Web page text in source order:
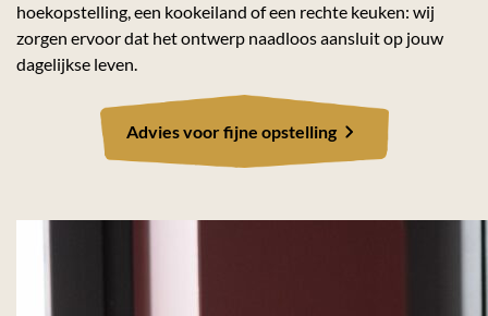
hoekopstelling, een kookeiland of een rechte keuken: wij
zorgen ervoor dat het ontwerp naadloos aansluit op jouw
dagelijkse leven.
Advies voor fijne opstelling